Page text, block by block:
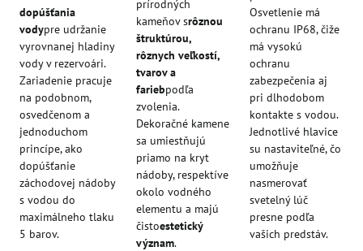
dopúšťania
vodypre udržanie
vyrovnanej hladiny
vody v rezervoári.
Zariadenie pracuje
na podobnom,
osvedčenom a
jednoduchom
princípe, ako
dopúšťanie
záchodovej nádoby
s vodou do
maximálneho tlaku
5 barov.
prírodných
kameňov srôznou
štruktúrou,
rôznych veľkostí,
tvarov a
fariebpodľa
zvolenia.
Dekoračné kamene
sa umiestňujú
priamo na kryt
nádoby, respektíve
okolo vodného
elementu a majú
čistoestetický
význam.
Osvetlenie má
ochranu IP68, čiže
má vysokú
ochranu
zabezpečenia aj
pri dlhodobom
kontakte s vodou.
Jednotlivé hlavice
su nastaviteľné, čo
umožňuje
nasmerovať
svetelný lúč
presne podľa
vašich predstáv.